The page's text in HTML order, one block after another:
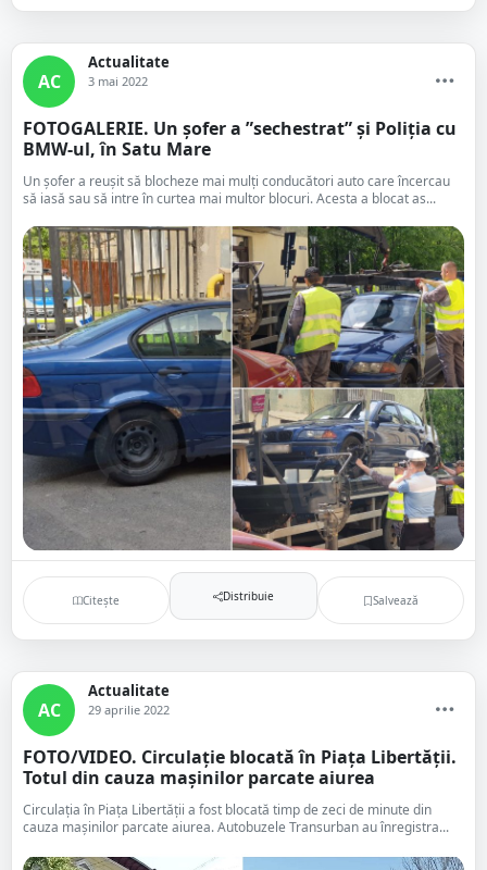
AC
Actualitate
3 mai 2022
FOTOGALERIE. Un șofer a ”sechestrat” și Poliția cu
BMW-ul, în Satu Mare
Un șofer a reușit să blocheze mai mulți conducători auto care încercau
să iasă sau să intre în curtea mai multor blocuri. Acesta a blocat as...
Citește Distribuie Salvează
AC
Actualitate
29 aprilie 2022
FOTO/VIDEO. Circulație blocată în Piața Libertății.
Totul din cauza mașinilor parcate aiurea
Circulația în Piața Libertății a fost blocată timp de zeci de minute din
cauza mașinilor parcate aiurea. Autobuzele Transurban au înregistra...